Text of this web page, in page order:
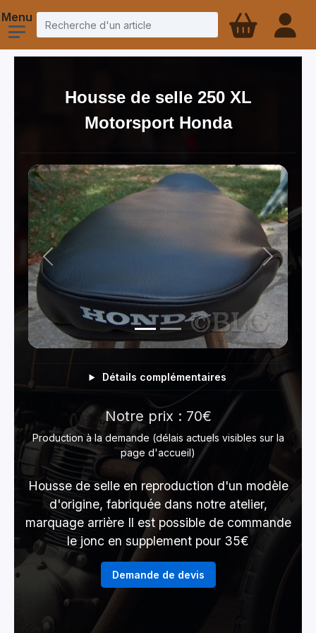
Housse de selle 250 XL
Motorsport Honda
Previous Next
Détails complémentaires
Notre prix : 70€
Production à la demande (délais actuels visibles sur la
page d'accueil)
Housse de selle en reproduction d'un modèle
d'origine, fabriquée dans notre atelier,
marquage arrière Il est possible de commande
le jonc en supplement pour 35€
Demande de devis